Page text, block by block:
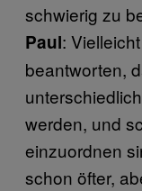
schwierig zu
Paul:
beantworten,
werden, und
einzuordnen
schon öfter,